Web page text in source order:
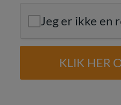
Jeg er ikke en